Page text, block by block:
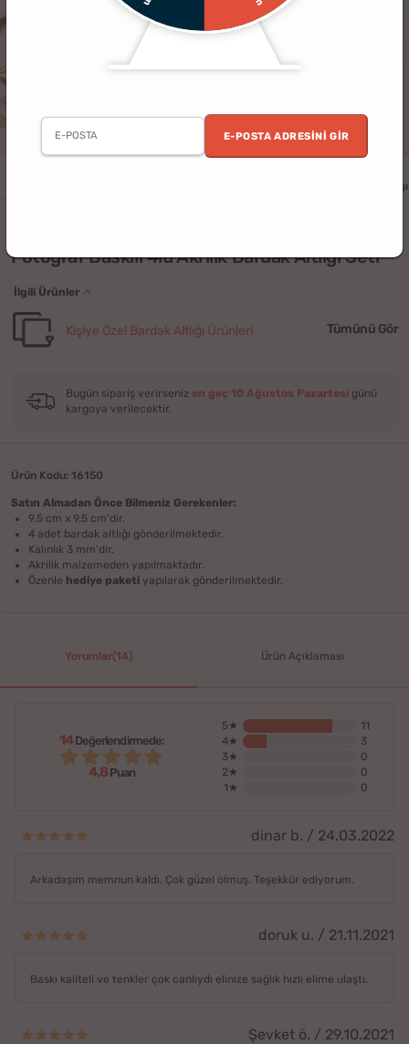
E-POSTA ADRESINI GIR
Yılbaşı
Fotoğraf Baskılı 4lü Akrilik Bardak Altlığı Seti
İlgili Ürünler
Kişiye Özel Bardak Altlığı Ürünleri Tümünü Gör
Bugün sipariş verirseniz en geç 10 Ağustos Pazartesi günü
kargoya verilecektir.
Ürün Kodu: 16150
Satın Almadan Önce Bilmeniz Gerekenler:
9.5 cm x 9.5 cm'dir.
4 adet bardak altlığı gönderilmektedir.
Kalınlık 3 mm'dir.
Akrilik malzemeden yapılmaktadır.
Özenle hediye paketi yapılarak gönderilmektedir.
Yorumlar(14) Ürün Açıklaması
14Değerlendirmede:
4,8Puan
5★
11
4★
3
3★
0
2★
0
1★
0
dinar b. / 24.03.2022
Arkadaşım memnun kaldı. Çok güzel olmuş. Teşekkür ediyorum.
doruk u. / 21.11.2021
Baskı kaliteli ve tenkler çok canlıydı elinize sağlık hızlı elime ulaştı.
Şevket ö. / 29.10.2021